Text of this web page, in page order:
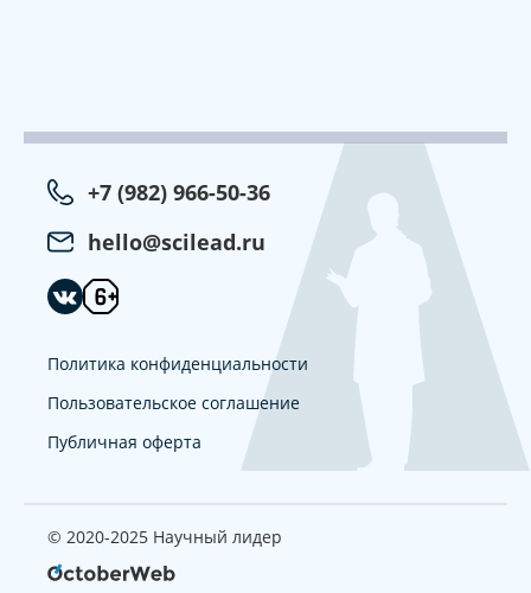
+7 (982) 966-50-36
hello@scilead.ru
Политика конфиденциальности
Пользовательское соглашение
Публичная оферта
© 2020-2025 Научный лидер